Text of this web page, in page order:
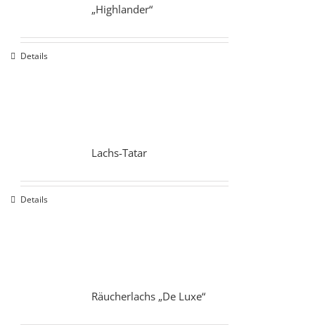
„Highlander“
Details
Lachs-Tatar
Details
Räucherlachs „De Luxe“